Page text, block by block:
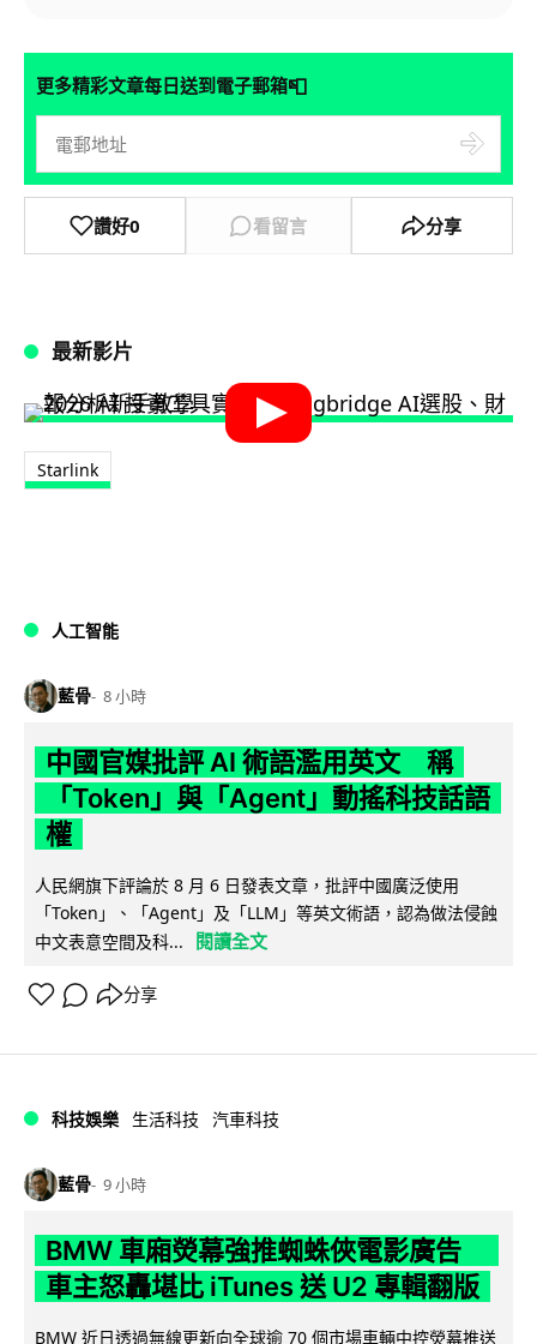
更多精彩文章每日送到電子郵箱📮
讚好0 看留言 分享
最新影片
Starlink
人工智能
藍骨 8 小時
中國官媒批評 AI 術語濫用英文 稱
「Token」與「Agent」動搖科技話語
權
人民網旗下評論於 8 月 6 日發表文章，批評中國廣泛使用
「Token」、「Agent」及「LLM」等英文術語，認為做法侵蝕
中文表意空間及科...
閱讀全文
分享
科技娛樂 生活科技 汽車科技
藍骨 9 小時
BMW 車廂熒幕強推蜘蛛俠電影廣告
車主怒轟堪比 iTunes 送 U2 專輯翻版
BMW 近日透過無線更新向全球逾 70 個市場車輛中控熒幕推送